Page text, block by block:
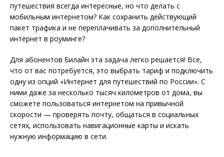
путешествия всегда интересные, но что делать с
мобильным интернетом? Как сохранить действующий
пакет трафика и не переплачивать за дополнительный
интернет в роуминге?
Для абонентов Билайн эта задача легко решается! Все,
что от вас потребуется, это выбрать тариф и подключить
одну из опций «Интернет для путешествий по России». С
ними даже за несколько тысяч километров от дома, вы
сможете пользоваться интернетом на привычной
скорости — проверять почту, общаться в социальных
сетях, использовать навигационные карты и искать
нужную информацию в сети.